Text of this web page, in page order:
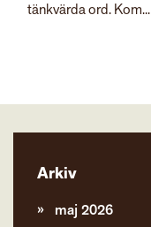
tänkvärda ord. Kom...
Arkiv
maj 2026